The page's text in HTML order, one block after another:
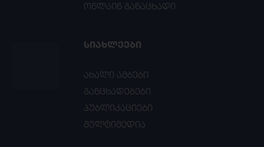
ონლაინ განაცხადი
ᲡᲘᲐᲮᲚᲔᲔᲑᲘ
ახალი ამბები
განცხადებები
პუბლიკაციები
მულტიმედია